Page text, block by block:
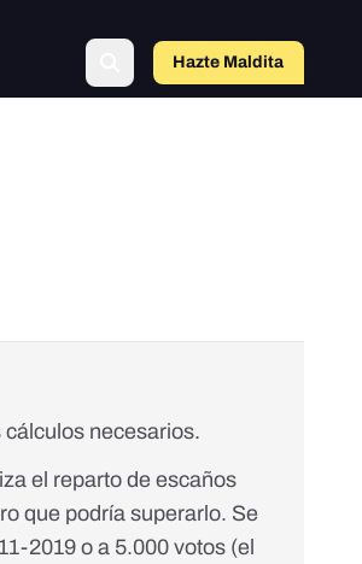
Hazte Maldita
cálculos necesarios.
el reparto de escaños
que podría superarlo. Se
2019 o a 5.000 votos (el